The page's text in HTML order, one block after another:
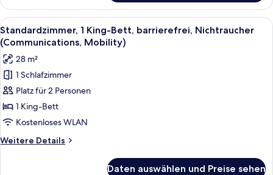
Mehrere
Betten
Alle
Fotos
für
Standardzimmer,
1 King-
Bett,
barrierefrei,
Nichtraucher
(Communications,
Mobility)
Ein Hotelzimmer mit einem großen
8
Standardzimmer, 1 King-Bett, barrierefrei, Nichtraucher
(Communications, Mobility)
28 m²
1 Schlafzimmer
Platz für 2 Personen
1 King-Bett
Kostenloses WLAN
Weitere Details
Weitere
Daten auswählen und Preise sehen